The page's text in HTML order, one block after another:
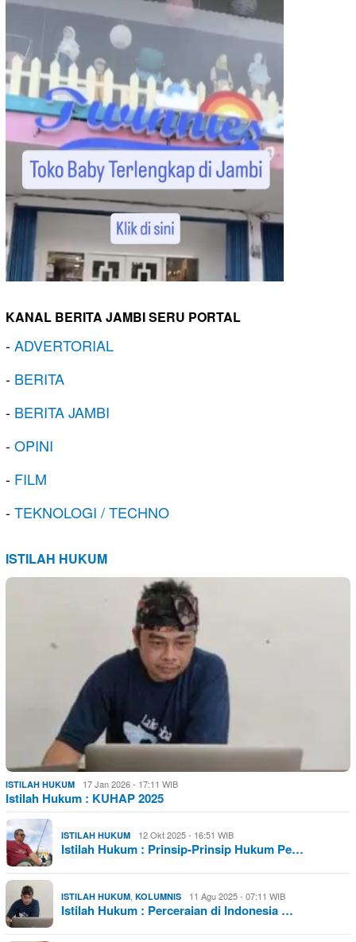
KANAL BERITA JAMBI SERU PORTAL
-ADVERTORIAL
- BERITA
- BERITA JAMBI
-OPINI
- FILM
-TEKNOLOGI / TECHNO
ISTILAH HUKUM
ISTILAH HUKUM 17 Jan 2026 - 17:11 WIB
Istilah Hukum : KUHAP 2025
ISTILAH HUKUM 12 Okt 2025 - 16:51 WIB
Istilah Hukum : Prinsip-Prinsip Hukum Pe…
ISTILAH HUKUM, KOLUMNIS 11 Agu 2025 - 07:11 WIB
Istilah Hukum : Perceraian di Indonesia …